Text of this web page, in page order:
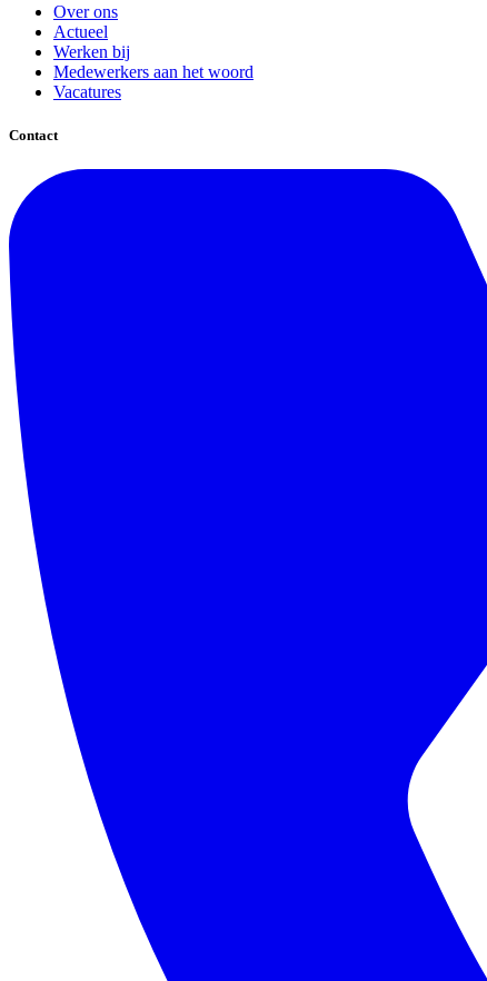
Over ons
Actueel
Werken bij
Medewerkers aan het woord
Vacatures
Contact